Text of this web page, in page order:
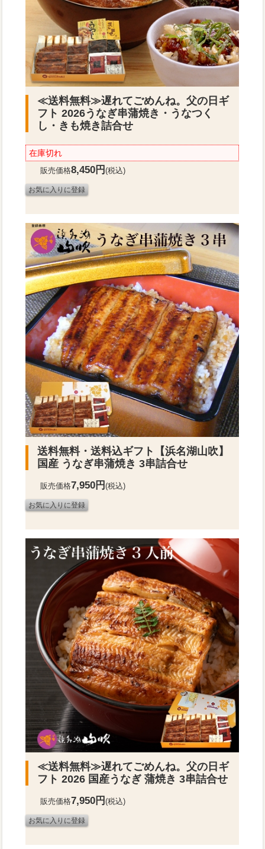
≪送料無料≫遅れてごめんね。父の日ギ
フト 2026うなぎ串蒲焼き・うなつく
し・きも焼き詰合せ
在庫切れ
販売価格8,450円(税込)
送料無料・送料込ギフト
【浜名湖山吹】
国産 うなぎ串蒲焼き 3串詰合せ
販売価格7,950円(税込)
≪送料無料≫遅れてごめんね。父の日ギ
フト 2026 国産うなぎ 蒲焼き 3串詰合せ
販売価格7,950円(税込)